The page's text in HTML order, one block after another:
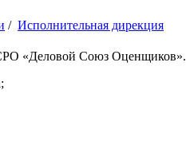
/ Исполнительная дирекция
«Деловой Союз Оценщиков».